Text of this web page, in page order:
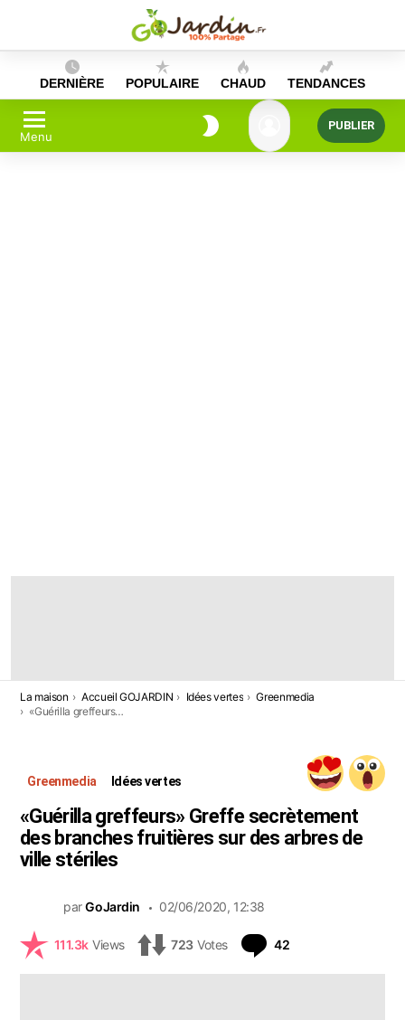
DERNIÈRE POPULAIRE CHAUD TENDANCES
Menu
PUBLIER
Vous êtes ici:
La maison Accueil GOJARDIN Idées vertes
Greenmedia
«Guérilla greffeurs» Greffe secrètement des branches fruitières sur des arbres de ville stériles
Greenmedia Idées vertes
«Guérilla greffeurs» Greffe secrètement
des branches fruitières sur des arbres de
ville stériles
par GoJardin 02/06/2020, 12:38
111.3k Views 723 Votes 42